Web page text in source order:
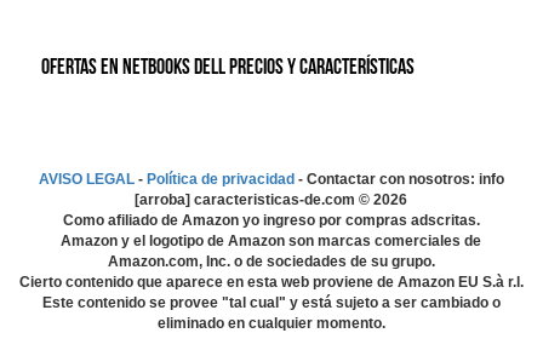
Ofertas en Netbooks Dell precios y características
AVISO LEGAL- Política de privacidad - Contactar con nosotros: info
[arroba] caracteristicas-de.com ©2026
Como afiliado de Amazon yo ingreso por compras adscritas.
Amazon y el logotipo de Amazon son marcas comerciales de
Amazon.com, Inc. o de sociedades de su grupo.
Cierto contenido que aparece en esta web proviene de Amazon EU S.à r.l.
Este contenido se provee "tal cual" y está sujeto a ser cambiado o
eliminado en cualquier momento.